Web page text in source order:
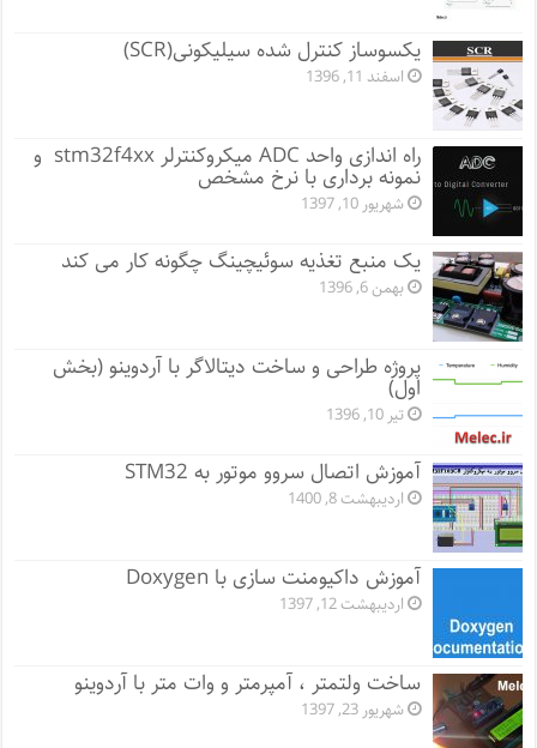
یکسوساز کنترل شده سیلیکونی(SCR)
اسفند 11, 1396
راه اندازی واحد ADC میکروکنترلر stm32f4xx و
نمونه برداری با نرخ مشخص
شهریور 10, 1397
یک منبع تغذیه سوئیچینگ چگونه کار می کند
بهمن 6, 1396
پروژه طراحی و ساخت دیتالاگر با آردوینو (بخش
اول)
تیر 10, 1396
آموزش اتصال سروو موتور به STM32
اردیبهشت 8, 1400
آموزش داکیومنت سازی با Doxygen
اردیبهشت 12, 1397
ساخت ولتمتر ، آمپرمتر و وات متر با آردوینو
شهریور 23, 1397